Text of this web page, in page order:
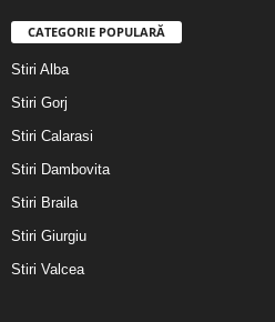
CATEGORIE POPULARĂ
Stiri Alba
Stiri Gorj
Stiri Calarasi
Stiri Dambovita
Stiri Braila
Stiri Giurgiu
Stiri Valcea